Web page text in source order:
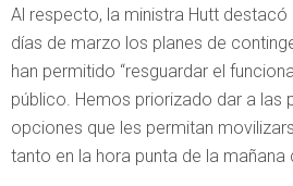
Al respecto, la ministra Hutt
días de marzo los planes de
han permitido “resguardar el
público. Hemos priorizado dar a las
opciones que les permitan
tanto en la hora punta de la mañana